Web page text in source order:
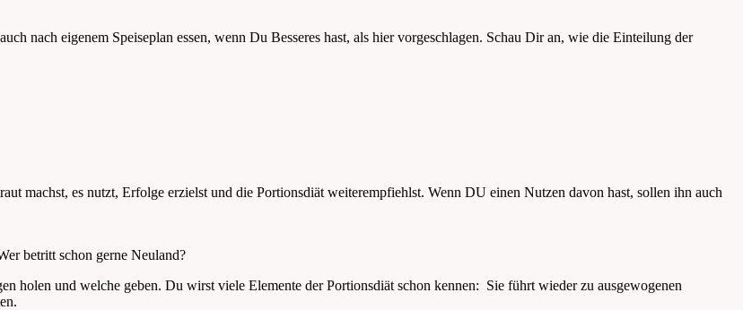
nach eigenem Speiseplan essen, wenn Du Besseres hast, als hier vorgeschlagen. Schau Dir an, wie die Einteilung der
machst, es nutzt, Erfolge erzielst und die Portionsdiät weiterempfiehlst. Wenn DU einen Nutzen davon hast, sollen ihn auch
betritt schon gerne Neuland?
holen und welche geben. Du wirst viele Elemente der Portionsdiät schon kennen: Sie führt wieder zu ausgewogenen